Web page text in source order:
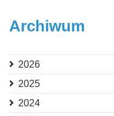
Archiwum
2026
2025
2024